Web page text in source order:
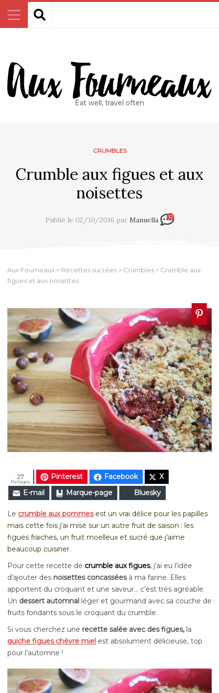
Eat well, travel often
CRUMBLES
Crumble aux figues et aux
noisettes
Publié le 02/10/2016 par Manuella 12
Aux Fourneaux > Recettes sucrées > Crumbles > Crumble aux
figues et aux noisettes
Pinterest Facebook
X
E-mail
Marque-page Bluesky
Partages
27
Le crumble auxpommesest un vrai délice pour les papilles
mais cette fois j’ai misé sur un autre fruit de saison : les
figues fraiches, un fruit moelleux et sucré que j’aime
beaucoup cuisiner.
Pour cette recette de crumble aux figues, j’ai eu l’idée
d’ajouter des noisettes concasséesà ma farine. Elles
apportent du croquant et une saveur… c’est très agréable.
Un dessert automnal léger et gourmand avec sa couche de
fruits fondants sous le croquant du crumble.
Si vous cherchez une recette salée avec des figues, la
quiche figues chèvre miel est absolument délicieuse, top
pour l’automne !